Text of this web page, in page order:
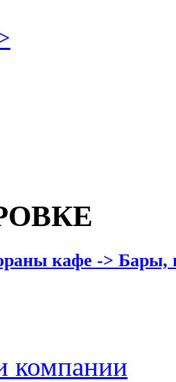
кафе -> Бары,
компании